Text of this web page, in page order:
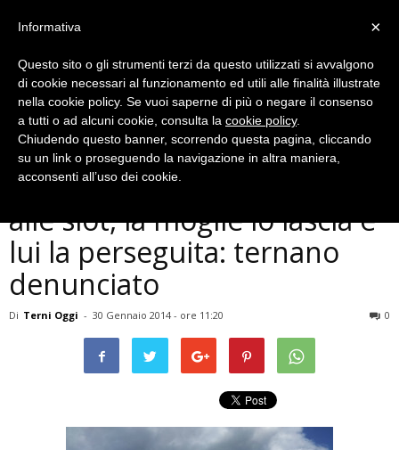
Cronaca
Terni, spende tutti i soldi
alle slot, la moglie lo lascia e
lui la perseguita: ternano
denunciato
Di Terni Oggi - 30 Gennaio 2014 - ore 11:20 0
×
Informativa
Questo sito o gli strumenti terzi da questo utilizzati si avvalgono
di cookie necessari al funzionamento ed utili alle finalità illustrate
nella cookie policy. Se vuoi saperne di più o negare il consenso
a tutti o ad alcuni cookie, consulta la cookie policy.
Chiudendo questo banner, scorrendo questa pagina, cliccando
su un link o proseguendo la navigazione in altra maniera,
acconsenti all’uso dei cookie.